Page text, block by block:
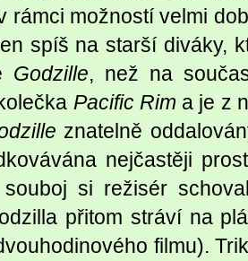
rámci možností velmi
spíš na starší diváky,
Godzille, než na
Pacific Rim a je z
znatelně
nejčastěji
souboj si režisér
přitom stráví na
filmu).